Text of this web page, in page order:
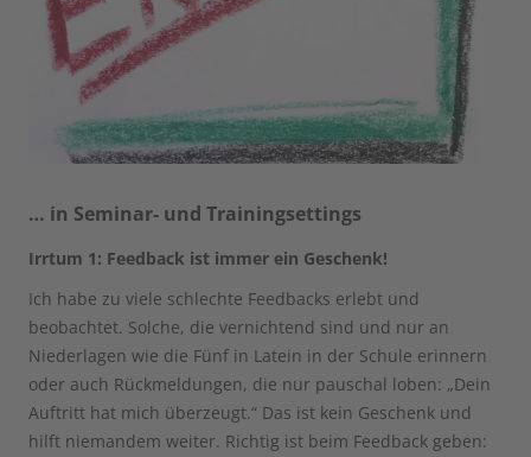
… in Seminar- und Trainingsettings
Irrtum 1: Feedback ist immer ein Geschenk!
Ich habe zu viele schlechte Feedbacks erlebt und
beobachtet. Solche, die vernichtend sind und nur an
Niederlagen wie die Fünf in Latein in der Schule erinnern
oder auch Rückmeldungen, die nur pauschal loben: „Dein
Auftritt hat mich überzeugt.“ Das ist kein Geschenk und
hilft niemandem weiter. Richtig ist beim Feedback geben: